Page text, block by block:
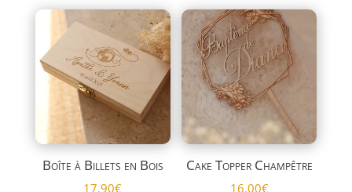
Boîte à Billets en Bois
17,90€
Cake Topper Champêtre
16,00€